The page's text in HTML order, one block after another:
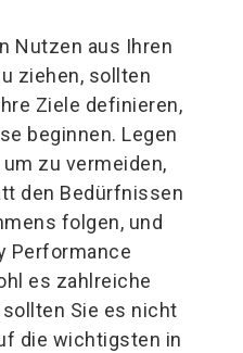
Nutzen aus Ihren
ziehen, sollten
Ziele definieren,
beginnen. Legen
zu vermeiden,
den Bedürfnissen
folgen, und
Performance
es zahlreiche
Sie es nicht
die wichtigsten in